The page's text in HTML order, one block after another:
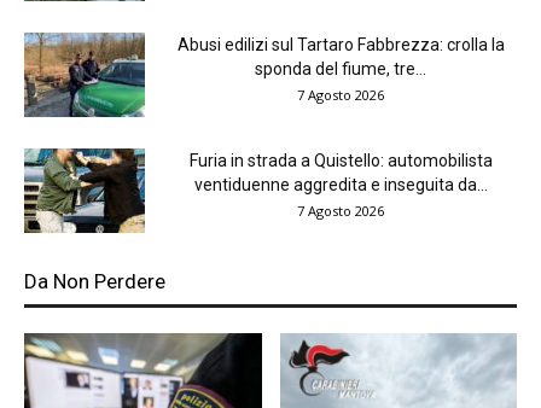
Abusi edilizi sul Tartaro Fabbrezza: crolla la
sponda del fiume, tre...
7 Agosto 2026
Furia in strada a Quistello: automobilista
ventiduenne aggredita e inseguita da...
7 Agosto 2026
Da Non Perdere